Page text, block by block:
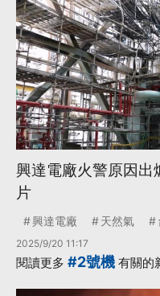
興達電廠火警原因出
片
興達電廠 天然氣
2025/9/20 11:17
閱讀更多 #2號機 有關的